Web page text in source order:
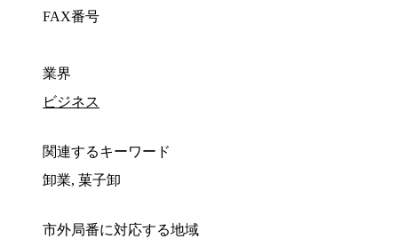
FAX番号
業界
ビジネス
関連するキーワード
卸業, 菓子卸
市外局番に対応する地域